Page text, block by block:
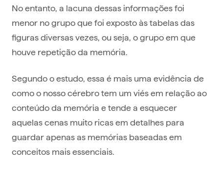
No entanto, a lacuna dessas informações foi
menor no grupo que foi exposto às tabelas das
figuras diversas vezes, ou seja, o grupo em que
houve repetição da memória.
Segundo o estudo, essa é mais uma evidência de
como o nosso cérebro tem um viés em relação ao
conteúdo da memória e tende a esquecer
aquelas cenas muito ricas em detalhes para
guardar apenas as memórias baseadas em
conceitos mais essenciais.